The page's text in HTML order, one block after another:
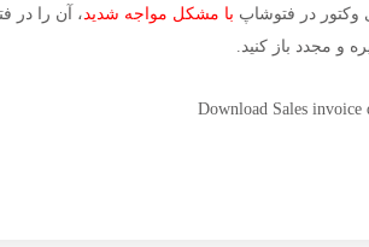
وکتور در فتوشاپ با مشکل مواجه شدید، آن را در
و مجدد باز کنید.
Download Sales